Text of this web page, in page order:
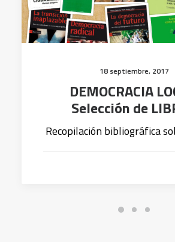
18 septiembre, 2017
DEMOCRACIA
Selección de
Recopilación bibliográfica